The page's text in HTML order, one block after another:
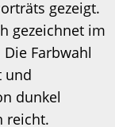
gezeigt.
gezeichnet im
Farbwahl
und
dunkel
reicht.